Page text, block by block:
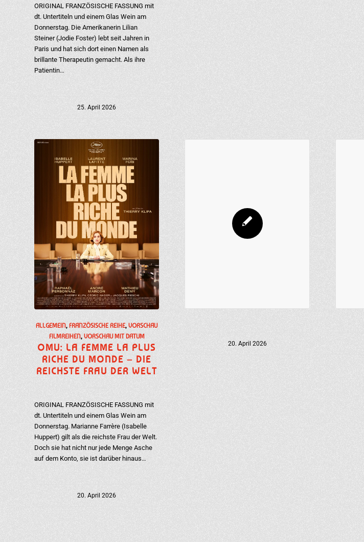
ORIGINAL FRANZÖSISCHE FASSUNG mit
dt. Untertiteln und einem Glas Wein am
Donnerstag. Die Amerikanerin Lilian
Steiner (Jodie Foster) lebt seit Jahren in
Paris und hat sich dort einen Namen als
brillante Therapeutin gemacht. Als ihre
Patientin…
25. April 2026
ALLGEMEIN,FRANZÖSISCHE REIHE,VORSCHAU
FILMREIHEN, VORSCHAU MIT DATUM
OMU: LA FEMME LA PLUS
RICHE DU MONDE – DIE
REICHSTE FRAU DER WELT
ORIGINAL FRANZÖSISCHE FASSUNG mit
dt. Untertiteln und einem Glas Wein am
Donnerstag. Marianne Farrère (Isabelle
Huppert) gilt als die reichste Frau der Welt.
Doch sie hat nicht nur jede Menge Asche
auf dem Konto, sie ist darüber hinaus…
20. April 2026
20. April 2026